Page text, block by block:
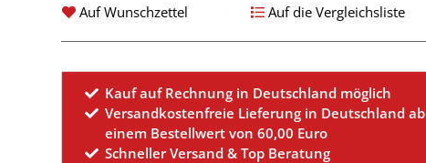
Auf Wunschzettel Auf die Vergleichsliste
Kauf auf Rechnung in Deutschland möglich
Versandkostenfreie Lieferung in Deutschland ab
einem Bestellwert von 60,00 Euro
Schneller Versand & Top Beratung